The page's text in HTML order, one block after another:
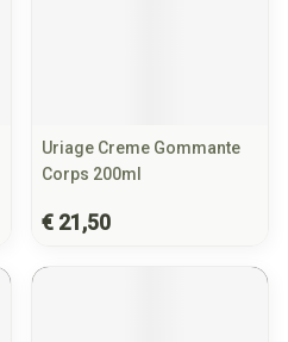
Uriage Creme Gommante
Corps 200ml
€ 21,50